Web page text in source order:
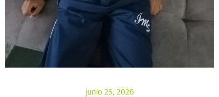
junio 25, 2026